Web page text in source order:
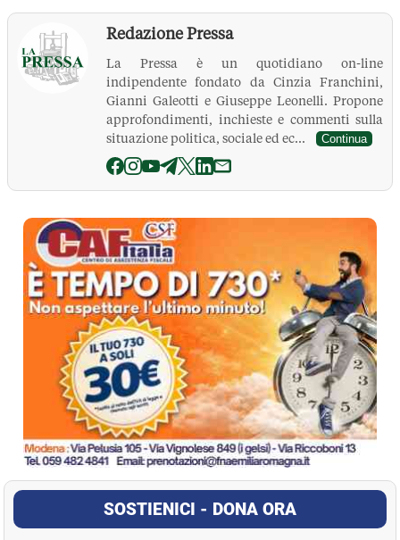
Redazione Pressa
La Pressa è un quotidiano on-line
indipendente fondato da Cinzia Franchini,
Gianni Galeotti e Giuseppe Leonelli. Propone
approfondimenti, inchieste e commenti sulla
situazione politica, sociale ed ec...
Continua
La Pressa
SOSTIENICI - DONA ORA